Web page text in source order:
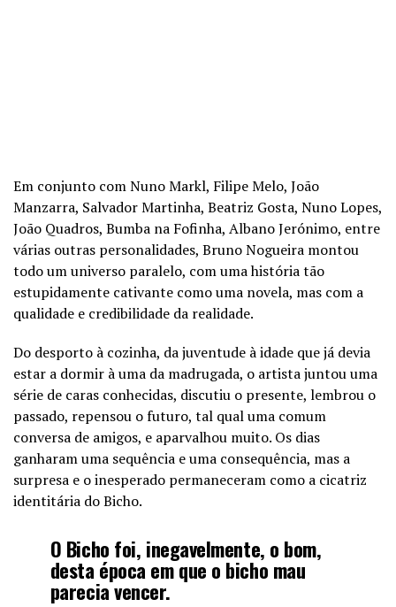
Em conjunto com Nuno Markl, Filipe Melo, João
Manzarra, Salvador Martinha, Beatriz Gosta, Nuno Lopes,
João Quadros, Bumba na Fofinha, Albano Jerónimo, entre
várias outras personalidades, Bruno Nogueira montou
todo um universo paralelo, com uma história tão
estupidamente cativante como uma novela, mas com a
qualidade e credibilidade da realidade.
Do desporto à cozinha, da juventude à idade que já devia
estar a dormir à uma da madrugada, o artista juntou uma
série de caras conhecidas, discutiu o presente, lembrou o
passado, repensou o futuro, tal qual uma comum
conversa de amigos, e aparvalhou muito. Os dias
ganharam uma sequência e uma consequência, mas a
surpresa e o inesperado permaneceram como a cicatriz
identitária do Bicho.
O Bicho foi, inegavelmente, o bom,
desta época em que o bicho mau
parecia vencer.